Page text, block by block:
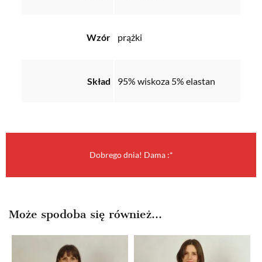
Wzór prążki
Skład 95% wiskoza 5% elastan
Dobrego dnia! Dama :*
Może spodoba się również…